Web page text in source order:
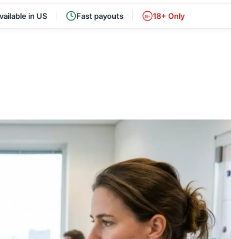
in US Fast payouts 18+ 18+ Only